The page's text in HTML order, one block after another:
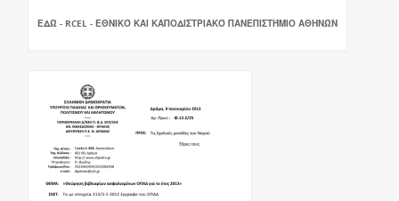
ΕΔΏ - RCEL - ΕΘΝΙΚΌ ΚΑΙ ΚΑΠΟΔΙΣΤΡΙΑΚΌ ΠΑΝΕΠΙΣΤΉΜΙΟ ΑΘΗΝΏΝ